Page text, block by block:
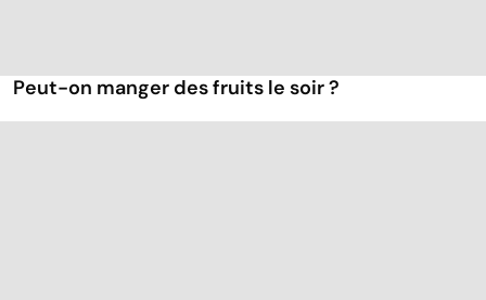
Peut-on manger des fruits le soir ?